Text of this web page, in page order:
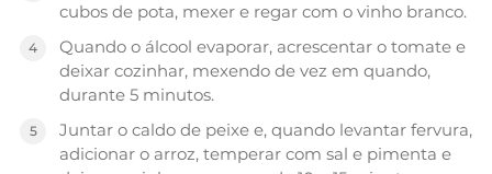
cubos de pota, mexer e regar com o vinho branco.
Quando o álcool evaporar, acrescentar o tomate e
deixar cozinhar, mexendo de vez em quando,
durante 5 minutos.
Juntar o caldo de peixe e, quando levantar fervura,
adicionar o arroz, temperar com sal e pimenta e